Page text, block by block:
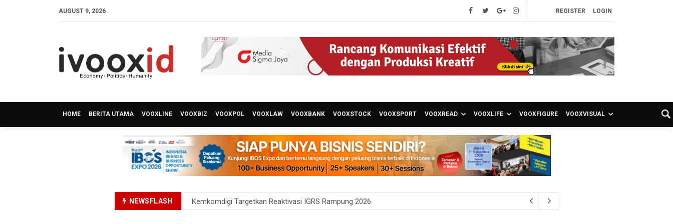
AUGUST 9, 2026 REGISTER LOGIN
HOME BERITA UTAMA VOOXLINE VOOXBIZ VOOXPOL VOOXLAW VOOXBANK VOOXSTOCK VOOXSPORT VOOXREAD VOOXLIFE VOOXFIGURE VOOXVISUAL
NEWSFLASH
Kemkomdigi Targetkan Reaktivasi IGRS Rampung 2026